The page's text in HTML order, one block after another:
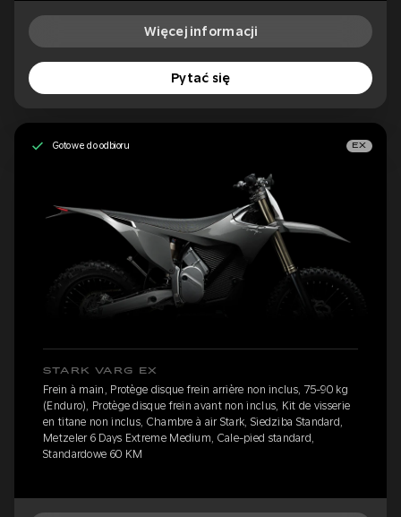
Więcej informacji
Pytać się
Gotowe do odbioru EX
STARK VARG EX
Frein à main, Protège disque frein arrière non inclus, 75-90 kg
(Enduro), Protège disque frein avant non inclus, Kit de visserie
en titane non inclus, Chambre à air Stark, Siedziba Standard,
Metzeler 6 Days Extreme Medium, Cale-pied standard,
Standardowe 60 KM